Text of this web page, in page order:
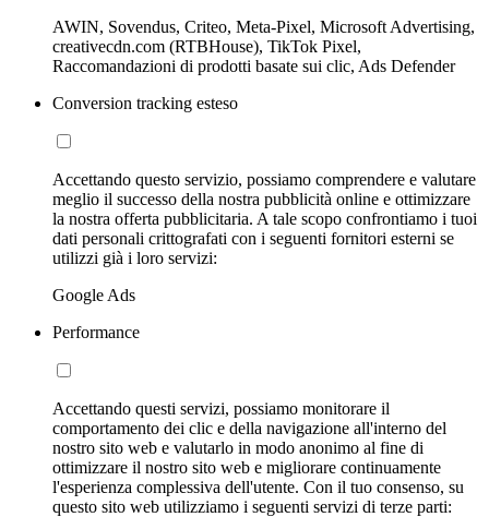
AWIN, Sovendus, Criteo, Meta-Pixel, Microsoft Advertising,
creativecdn.com (RTBHouse), TikTok Pixel,
Raccomandazioni di prodotti basate sui clic, Ads Defender
Conversion tracking esteso
Accettando questo servizio, possiamo comprendere e valutare
meglio il successo della nostra pubblicità online e ottimizzare
la nostra offerta pubblicitaria. A tale scopo confrontiamo i tuoi
dati personali crittografati con i seguenti fornitori esterni se
utilizzi già i loro servizi:
Google Ads
Performance
Accettando questi servizi, possiamo monitorare il
comportamento dei clic e della navigazione all'interno del
nostro sito web e valutarlo in modo anonimo al fine di
ottimizzare il nostro sito web e migliorare continuamente
l'esperienza complessiva dell'utente. Con il tuo consenso, su
questo sito web utilizziamo i seguenti servizi di terze parti: